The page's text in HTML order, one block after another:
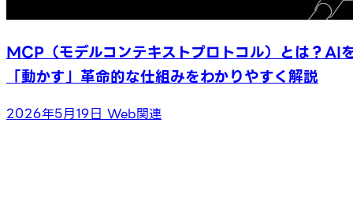
MCP（モデルコンテキストプロトコル）とは？AI
「動かす」革命的な仕組みをわかりやすく解説
2026年5月19日 Web関連